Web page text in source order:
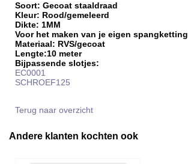
Soort: Gecoat staaldraad
Kleur: Rood/gemeleerd
Dikte: 1MM
Voor het maken van je eigen spangketting
Materiaal: RVS/gecoat
Lengte:10 meter
Bijpassende slotjes:
EC0001
SCHROEF125
Terug naar overzicht
Andere klanten kochten ook